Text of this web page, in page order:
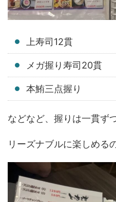
上寿司12貫
メガ握り寿司20貫
本鮪三点握り
などなど、握りは一貫ず
リーズナブルに楽しめる